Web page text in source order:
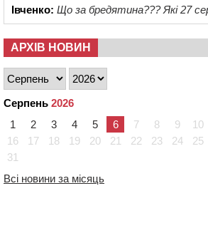
Івченко: Що за бредятина??? Які 27
АРХІВ НОВИН
Серпень 2026
1
2 3 4 5 6 7 8 9 10
16
17 18 19 20 21 22 23 24 25
31
Всі новини за місяць